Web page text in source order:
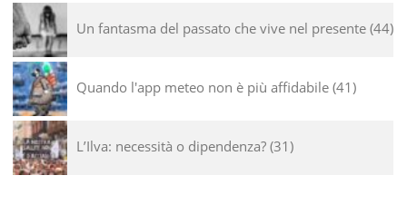
Un fantasma del passato che vive nel presente 44
Quando l'app meteo non è più affidabile 41
L’Ilva: necessità o dipendenza? 31